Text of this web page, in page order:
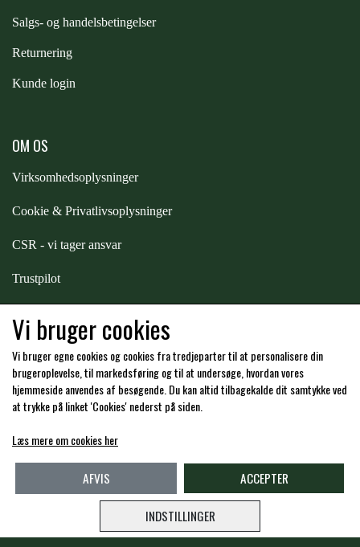
ZILCO
PREMIER EQUINE INSEKTBESKYTTELSE
Salgs- og handelsbetingelser
Returnering
Kunde login
OM OS
Virksomhedsoplysninger
Cookie & Privatlivsoplysninger
CSR - vi tager ansvar
Trustpilot
Hos os kan du betale med:
Vi bruger cookies
Vi bruger egne cookies og cookies fra tredjeparter til at personalisere din
brugeroplevelse, til markedsføring og til at undersøge, hvordan vores
hjemmeside anvendes af besøgende. Du kan altid tilbagekalde dit samtykke ved
at trykke på linket 'Cookies' nederst på siden.
Læs mere om cookies her
INDSTILLINGER
AFVIS ACCEPTER